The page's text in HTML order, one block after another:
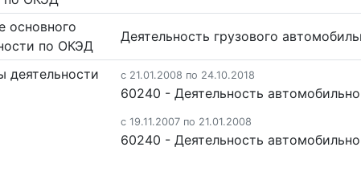
основного
по ОКЭД
Деятельность грузового
деятельности
c 21.01.2008 по 24.10.2018
60240 - Деятельность
c 19.11.2007 по 21.01.2008
60240 - Деятельность